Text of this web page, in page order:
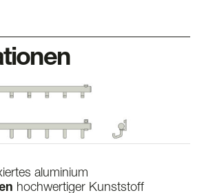
aluminium
hochwertiger Kunststoff